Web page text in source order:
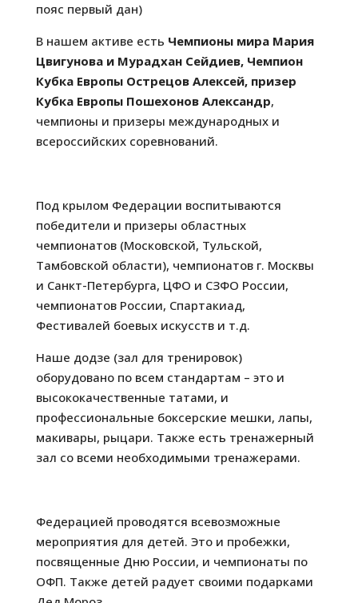
пояс первый дан)
В нашем активе есть Чемпионы мира Мария
Цвигунова и Мурадхан Сейдиев, Чемпион
Кубка Европы Острецов Алексей, призер
Кубка Европы Пошехонов Александр,
чемпионы и призеры международных и
всероссийских соревнований.
Под крылом Федерации воспитываются
победители и призеры областных
чемпионатов (Московской, Тульской,
Тамбовской области), чемпионатов г. Москвы
и Санкт-Петербурга, ЦФО и СЗФО России,
чемпионатов России, Спартакиад,
Фестивалей боевых искусств и т.д.
Наше додзе (зал для тренировок)
оборудовано по всем стандартам – это и
высококачественные татами, и
профессиональные боксерские мешки, лапы,
макивары, рыцари. Также есть тренажерный
зал со всеми необходимыми тренажерами.
Федерацией проводятся всевозможные
мероприятия для детей. Это и пробежки,
посвященные Дню России, и чемпионаты по
ОФП. Также детей радует своими подарками